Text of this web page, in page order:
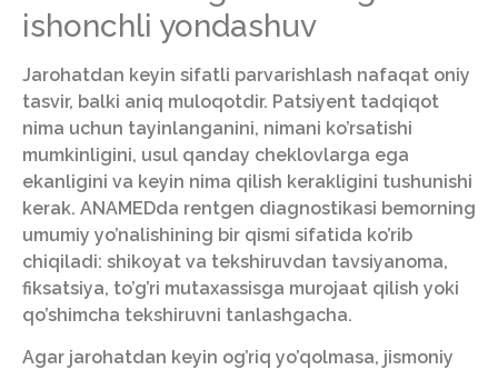
ishonchli yondashuv
Jarohatdan keyin sifatli parvarishlash nafaqat oniy
tasvir, balki aniq muloqotdir. Patsiyent tadqiqot
nima uchun tayinlanganini, nimani ko’rsatishi
mumkinligini, usul qanday cheklovlarga ega
ekanligini va keyin nima qilish kerakligini tushunishi
kerak. ANAMEDda rentgen diagnostikasi bemorning
umumiy yo’nalishining bir qismi sifatida ko’rib
chiqiladi: shikoyat va tekshiruvdan tavsiyanoma,
fiksatsiya, to’g’ri mutaxassisga murojaat qilish yoki
qo’shimcha tekshiruvni tanlashgacha.
Agar jarohatdan keyin og’riq yo’qolmasa, jismoniy